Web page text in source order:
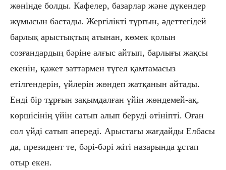
жөнінде болды. Кафелер, базарлар және дүкендер
жұмысын бастады. Жергілікті тұрғын, әдеттегідей
барлық арыстықтың атынан, көмек қолын
созғандардың бәріне алғыс айтып, барлығы жақсы
екенін, қажет заттармен түгел қамтамасыз
етілгендерін, үйлерін жөндеп жатқанын айтады.
Енді бір тұрғын зақымдалған үйін жөндемей-ақ,
көршісінің үйін сатып алып беруді өтініпті. Оған
сол үйді сатып әпереді. Арыстағы жағдайды Елбасы
да, президент те, бәрі-бәрі жіті назарында ұстап
отыр екен.